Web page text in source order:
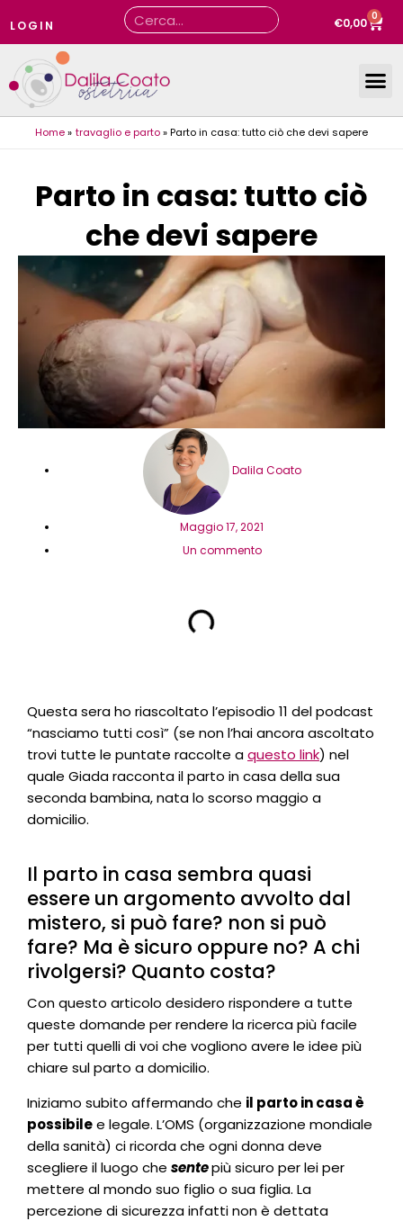
contenuto
LOGIN Cerca €0,00 0
Home travaglio e parto Parto in casa: tutto ciò che devi sapere
Parto in casa: tutto ciò
che devi sapere
Dalila Coato
Maggio 17, 2021
Un commento
Questa sera ho riascoltato l’episodio 11 del podcast
“nasciamo tutti così” (se non l’hai ancora ascoltato
trovi tutte le puntate raccolte aquesto link) nel
quale Giada racconta il parto in casa della sua
seconda bambina, nata lo scorso maggio a
domicilio.
Il parto in casa sembra quasi
essere un argomento avvolto dal
mistero, si può fare? non si può
fare? Ma è sicuro oppure no? A chi
rivolgersi? Quanto costa?
Con questo articolo desidero rispondere a tutte
queste domande per rendere la ricerca più facile
per tutti quelli di voi che vogliono avere le idee più
chiare sul parto a domicilio.
Iniziamo subito affermando che il parto in casa è
possibilee legale. L’OMS (organizzazione mondiale
della sanità) ci ricorda che ogni donna deve
scegliere il luogo che sentepiù sicuro per lei per
mettere al mondo suo figlio o sua figlia. La
percezione di sicurezza infatti non è dettata